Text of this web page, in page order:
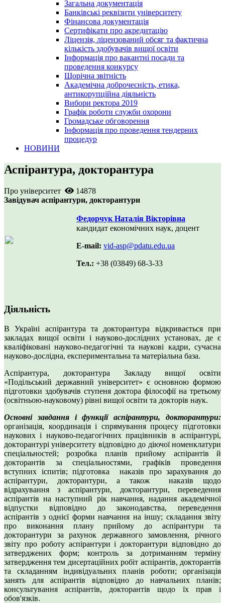
Загальна документація
Банківські реквізити університету
Фінансова документація
Сертифікати про акредитацію
Ліцензія, ліцензований обсяг та фактична
кількість здобувачів вищої освіти
Інформація про вакантні посади та
проведення конкурсу
Щорічна звітність
Академічна доброчесність, етика,
антикорупційна діяльність
Вибори ректора 2019
Графік роботи служби охорони
Громадське обговорення
Інформація про проведення тендерних
процедур
НОВИНИ
Аспірантура, докторантура
Про університет
14878
Завідувач аспірантури, докторантури
Федорчук Наталія Вікторівна
кандидат економічних наук, доцент
Е-mail: vid-asp@pdatu.edu.ua
Тел.: +38 (03849) 68-3-33
Діяльність
В Україні аспірантура та докторантура відкривається при
закладах вищої освіти і науково-дослідних установах, де є
кваліфіковані науково-педагогічні та наукові кадри, сучасна
науково-дослідна, експериментальна та матеріальна база.
Аспірантура, докторантура Закладу вищої освіти
«Подільський державний університет» є основною формою
підготовки здобувачів ступеня доктора філософії на третьому
(освітньою-науковому) рівні вищої освіти та докторів наук.
Основні завдання і функції аспірантури, докторантури:
організація, координація і спрямування процесу підготовки
наукових і науково-педагогічних працівників в аспірантурі,
докторантурі університету відповідно до діючої номенклатури
спеціальностей; розробка планів прийому аспірантів й
докторантів за спеціальностями, графіків проведення
вступних іспитів; підготовка наказів про зарахування до
аспірантури, докторантури, а також наказів щодо
відрахування з аспірантури, докторантури, переведення
аспірантів на наступний рік навчання, надання академічної
відпустки відповідно до законодавства, переведення
аспірантів з однієї форми навчання на іншу; складання звіту
про виконання плану прийому до аспірантури та
докторантури за рахунок державного замовлення, річного
звіту про роботу аспірантури і докторантури відповідно до
затверджених форм; контроль за дотриманням терміну
затвердження тем дисертаційних робіт аспірантів, докторантів
та складанням індивідуальних планів роботи; організація
занять для аспірантів відповідно до навчальних планів;
консультування аспірантів, докторантів щодо їх прав і
обов'язків.